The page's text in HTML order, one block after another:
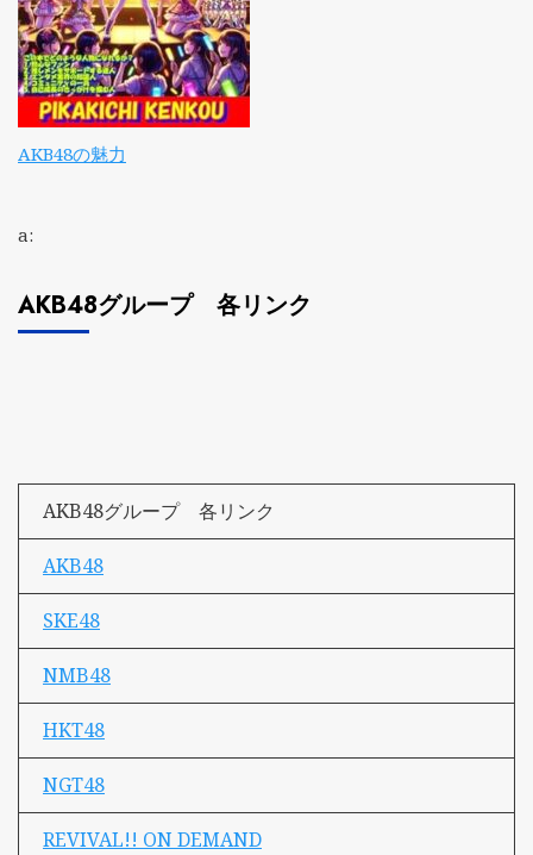
AKB48の魅力
a:
AKB48グループ 各リンク
AKB48グループ 各リンク
AKB48
SKE48
NMB48
HKT48
NGT48
REVIVAL!! ON DEMAND